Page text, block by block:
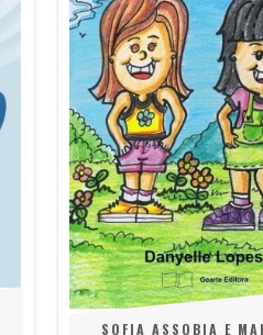
SOFIA ASSOBIA E